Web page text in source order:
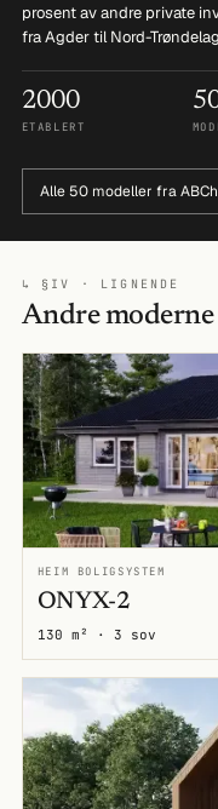
prosent av andre private
fra Agder til Nord-
2000
ETABLERT
Alle 50 modeller fra
↳ §IV · LIGNENDE
Andre moderne
HEIM BOLIGSYSTEM
ONYX-2
130 m² · 3 sov